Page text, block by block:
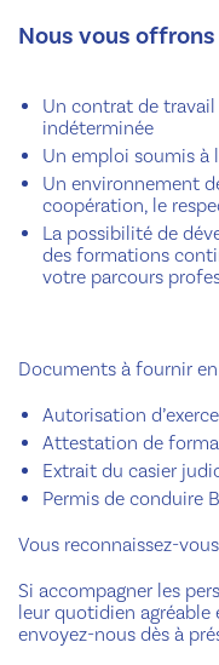
Nous vous offrons
Un contrat de
indéterminée
Un emploi soumis à
Un environnement
coopération, le
La possibilité de
des formations
votre parcours
Documents à fournir en
Autorisation
Attestation de
Extrait du casier
Permis de conduire B
Vous reconnaissez-
Si accompagner les
leur quotidien agréable
envoyez-nous dès à